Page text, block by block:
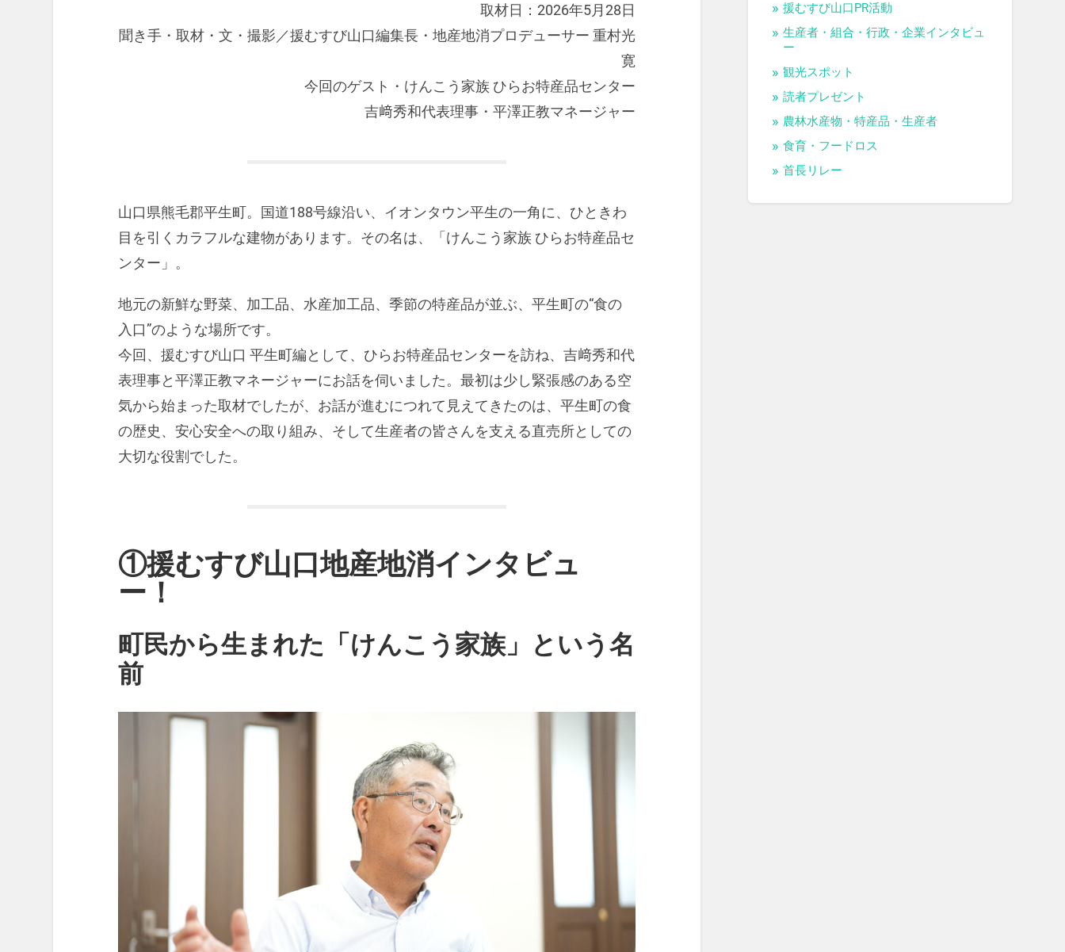
取材日：2026年5月28日
聞き手・取材・文・撮影／援むすび山口編集長・地産地消プロデューサー 重村光
寛
今回のゲスト・けんこう家族 ひらお特産品センター
吉﨑秀和代表理事・平澤正教マネージャー
山口県熊毛郡平生町。国道188号線沿い、イオンタウン平生の一角に、ひときわ
目を引くカラフルな建物があります。その名は、「けんこう家族 ひらお特産品セ
ンター」。
地元の新鮮な野菜、加工品、水産加工品、季節の特産品が並ぶ、平生町の“食の
入口”のような場所です。
今回、援むすび山口 平生町編として、ひらお特産品センターを訪ね、吉﨑秀和代
表理事と平澤正教マネージャーにお話を伺いました。最初は少し緊張感のある空
気から始まった取材でしたが、お話が進むにつれて見えてきたのは、平生町の食
の歴史、安心安全への取り組み、そして生産者の皆さんを支える直売所としての
大切な役割でした。
①援むすび山口地産地消インタビュ
ー！
町民から生まれた「けんこう家族」という名
前
援むすび山口PR活動
生産者・組合・行政・企業インタビュ
ー
観光スポット
読者プレゼント
農林水産物・特産品・生産者
食育・フードロス
首長リレー